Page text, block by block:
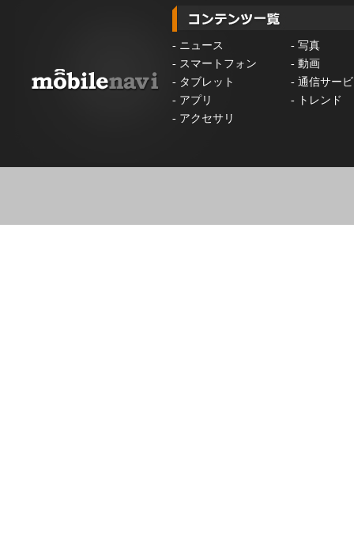
- ニュース - 写真
- スマートフォン - 動画
- タブレット - 通信サー
- アプリ -
トレンド
- アクセサリ